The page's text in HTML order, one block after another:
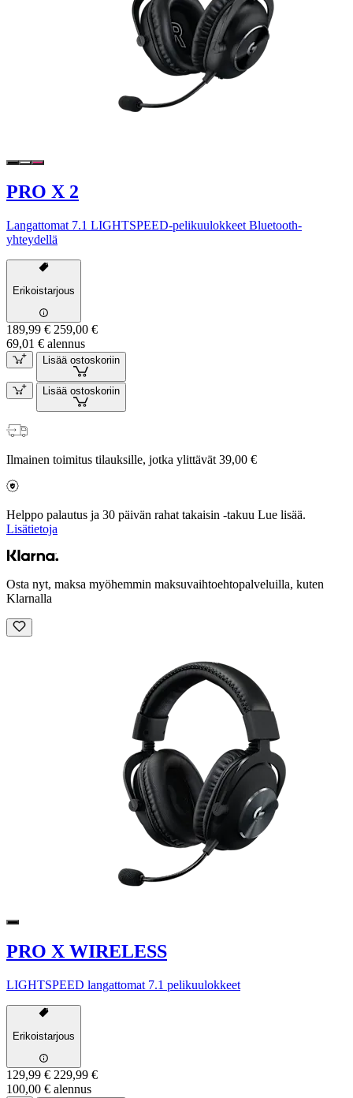
PRO X 2
Langattomat 7.1 LIGHTSPEED-pelikuulokkeet Bluetooth-
yhteydellä
Erikoistarjous
189,99 € 259,00 €
69,01 € alennus
Lisää ostoskoriin
Lisää ostoskoriin
Ilmainen toimitus tilauksille, jotka ylittävät 39,00 €
Helppo palautus ja 30 päivän rahat takaisin -takuu Lue lisää.
Lisätietoja
Osta nyt, maksa myöhemmin maksuvaihtoehtopalveluilla, kuten
Klarnalla
PRO X WIRELESS
LIGHTSPEED langattomat 7.1 pelikuulokkeet
Erikoistarjous
129,99 € 229,99 €
100,00 € alennus